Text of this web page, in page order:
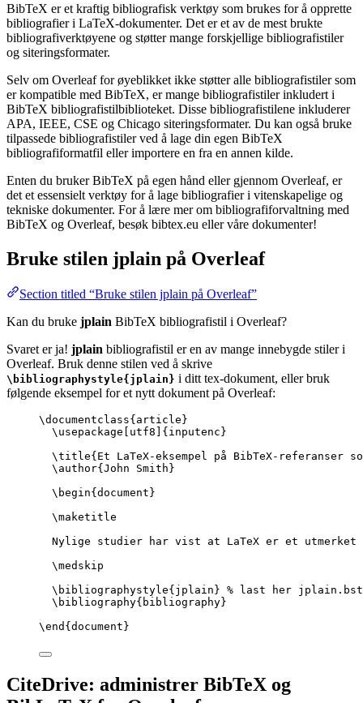
BibTeX er et kraftig bibliografisk verktøy som brukes for å opprette
bibliografier i LaTeX-dokumenter. Det er et av de mest brukte
bibliografiverktøyene og støtter mange forskjellige bibliografistiler
og siteringsformater.
Selv om Overleaf for øyeblikket ikke støtter alle bibliografistiler som
er kompatible med BibTeX, er mange bibliografistiler inkludert i
BibTeX bibliografistilbiblioteket. Disse bibliografistilene inkluderer
APA, IEEE, CSE og Chicago siteringsformater. Du kan også bruke
tilpassede bibliografistiler ved å lage din egen BibTeX
bibliografiformatfil eller importere en fra en annen kilde.
Enten du bruker BibTeX på egen hånd eller gjennom Overleaf, er
det et essensielt verktøy for å lage bibliografier i vitenskapelige og
tekniske dokumenter. For å lære mer om bibliografiforvaltning med
BibTeX og Overleaf, besøk bibtex.eu eller våre dokumenter!
Bruke stilen jplain på Overleaf
Section titled “Bruke stilen jplain på Overleaf”
Kan du bruke jplain BibTeX bibliografistil i Overleaf?
Svaret er ja! jplain bibliografistil er en av mange innebygde stiler i
Overleaf. Bruk denne stilen ved å skrive
\bibliographystyle{jplain} i ditt tex-dokument, eller bruk
følgende eksempel for et nytt dokument på Overleaf:
\documentclass{ article }
\usepackage
utf8 ]{ inputenc }
\title{Et LaTeX-eksempel på BibTeX-
\author{John Smith}
\begin{ document }
\maketitle
Nylige studier har vist at LaTeX er et utmerket
\medskip
\bibliographystyle{jplain} % last her jplain.bst
\bibliography{bibliography}
\end { document }
CiteDrive: administrer BibTeX og